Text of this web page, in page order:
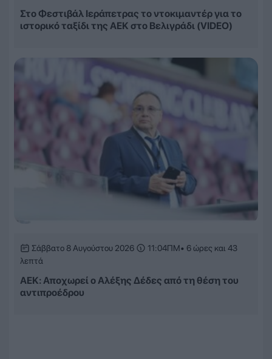
Στο Φεστιβάλ Ιεράπετρας το ντοκιμαντέρ για το
ιστορικό ταξίδι της ΑΕΚ στο Βελιγράδι (VIDEO)
Σάββατο 8 Αυγούστου 2026 11:04ΠΜ• 6 ώρες και 43
λεπτά
ΑΕΚ: Αποχωρεί ο Αλέξης Δέδες από τη θέση του
αντιπροέδρου